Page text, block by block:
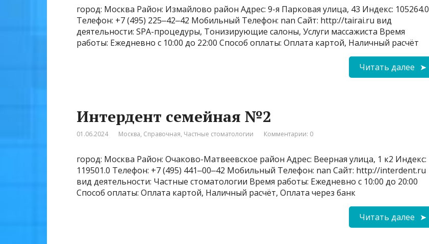
город: Москва Район: Измайлово район Адрес: 9-я Парковая улица, 43 Индекс: 105264.0
Телефон: +7 (495) 225‒42‒42 Мобильный Телефон: nan Сайт: http://tairai.ru вид
деятельности: SPA-процедуры, Тонизирующие салоны, Услуги массажиста Время
работы: Ежедневно с 10:00 до 22:00 Способ оплаты: Оплата картой, Наличный расчёт
Читать далее
Интердент семейная №2
01.06.2024 Москва, Справочная, Частные стоматологии Комментарии: 0
город: Москва Район: Очаково-Матвеевское район Адрес: Веерная улица, 1 к2 Индекс:
119501.0 Телефон: +7 (495) 441‒00‒42 Мобильный Телефон: nan Сайт: http://interdent.ru
вид деятельности: Частные стоматологии Время работы: Ежедневно с 10:00 до 20:00
Способ оплаты: Оплата картой, Наличный расчёт, Оплата через банк
Читать далее